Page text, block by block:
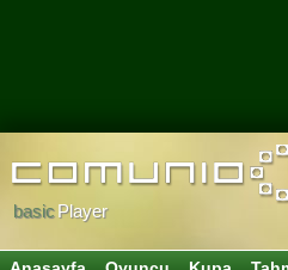
basicPlayer